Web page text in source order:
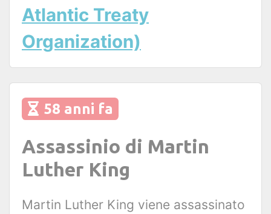
Atlantic Treaty
Organization)
58 anni fa
Assassinio di Martin
Luther King
Martin Luther King viene assassinato